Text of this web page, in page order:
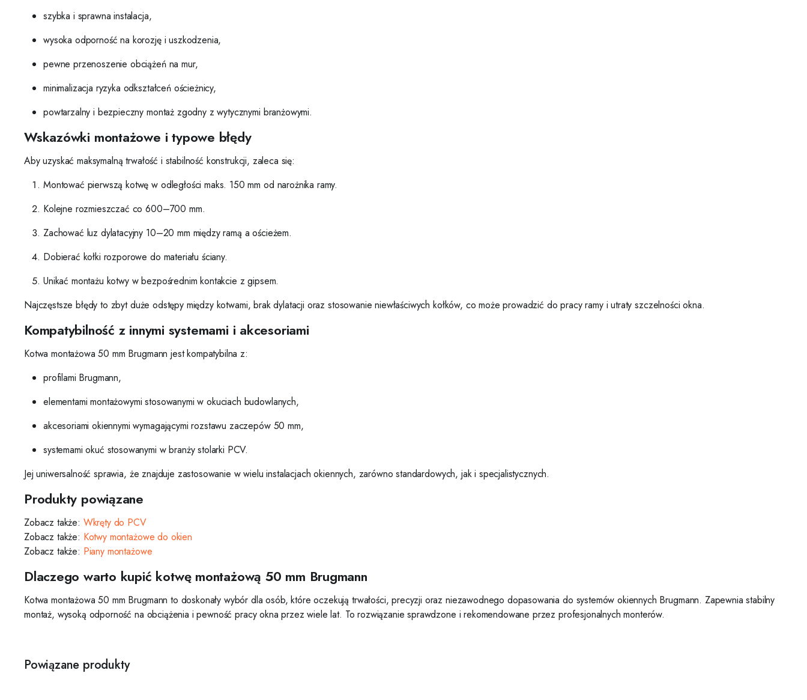
szybka i sprawna instalacja,
wysoka odporność na korozję i uszkodzenia,
pewne przenoszenie obciążeń na mur,
minimalizacja ryzyka odkształceń ościeżnicy,
powtarzalny i bezpieczny montaż zgodny z wytycznymi branżowymi.
Wskazówki montażowe i typowe błędy
Aby uzyskać maksymalną trwałość i stabilność konstrukcji, zaleca się:
Montować pierwszą kotwę w odległości maks. 150 mm od narożnika ramy.
Kolejne rozmieszczać co 600–700 mm.
Zachować luz dylatacyjny 10–20 mm między ramą a ościeżem.
Dobierać kołki rozporowe do materiału ściany.
Unikać montażu kotwy w bezpośrednim kontakcie z gipsem.
Najczęstsze błędy to zbyt duże odstępy między kotwami, brak dylatacji oraz stosowanie niewłaściwych kołków, co może prowadzić do pracy ramy i utraty szczelności okna.
Kompatybilność z innymi systemami i akcesoriami
Kotwa montażowa 50 mm Brugmann jest kompatybilna z:
profilami Brugmann,
elementami montażowymi stosowanymi w okuciach budowlanych,
akcesoriami okiennymi wymagającymi rozstawu zaczepów 50 mm,
systemami okuć stosowanymi w branży stolarki PCV.
Jej uniwersalność sprawia, że znajduje zastosowanie w wielu instalacjach okiennych, zarówno standardowych, jak i specjalistycznych.
Produkty powiązane
Zobacz także: Wkręty do PCV
Zobacz także: Kotwy montażowe do okien
Zobacz także: Piany montażowe
Dlaczego warto kupić kotwę montażową 50 mm Brugmann
Kotwa montażowa 50 mm Brugmann to doskonały wybór dla osób, które oczekują trwałości, precyzji oraz niezawodnego dopasowania do systemów okiennych Brugmann. Zapewnia stabilny
montaż, wysoką odporność na obciążenia i pewność pracy okna przez wiele lat. To rozwiązanie sprawdzone i rekomendowane przez profesjonalnych monterów.
Powiązane produkty